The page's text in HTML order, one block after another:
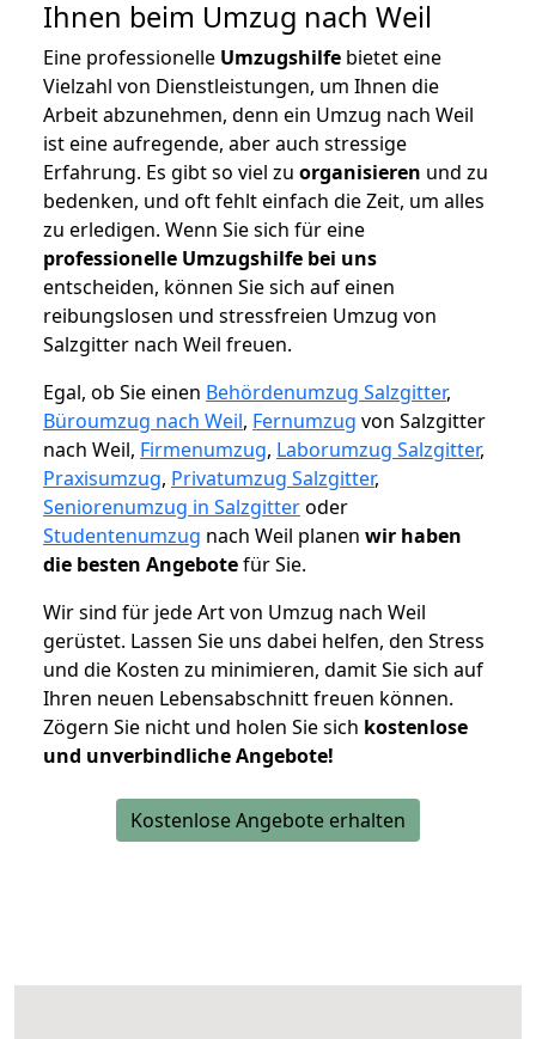
Ihnen beim Umzug nach Weil
Eine professionelle Umzugshilfe bietet eine
Vielzahl von Dienstleistungen, um Ihnen die
Arbeit abzunehmen, denn ein Umzug nach Weil
ist eine aufregende, aber auch stressige
Erfahrung. Es gibt so viel zu organisieren und zu
bedenken, und oft fehlt einfach die Zeit, um alles
zu erledigen. Wenn Sie sich für eine
professionelle Umzugshilfe bei uns
entscheiden, können Sie sich auf einen
reibungslosen und stressfreien Umzug von
Salzgitter nach Weil freuen.
Egal, ob Sie einen Behördenumzug Salzgitter,
Büroumzug nach Weil, Fernumzug von Salzgitter
nach Weil, Firmenumzug, Laborumzug Salzgitter,
Praxisumzug, Privatumzug Salzgitter,
Seniorenumzug in Salzgitteroder
Studentenumzug nach Weil planen wir haben
die besten Angebotefür Sie.
Wir sind für jede Art von Umzug nach Weil
gerüstet. Lassen Sie uns dabei helfen, den Stress
und die Kosten zu minimieren, damit Sie sich auf
Ihren neuen Lebensabschnitt freuen können.
Zögern Sie nicht und holen Sie sich kostenlose
und unverbindliche Angebote!
Kostenlose Angebote erhalten